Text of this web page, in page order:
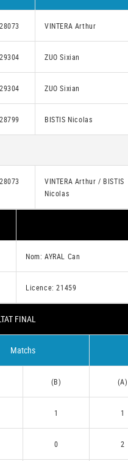
28073 VINTERA Arthur
29304 ZUO Sixian
29304 ZUO Sixian
28799 BISTIS Nicolas
28073
VINTERA Arthur / BISTIS
Nicolas
Nom: AYRAL Can
Licence: 21459
FINAL
Matchs
(B) (A)
1 1
0 2